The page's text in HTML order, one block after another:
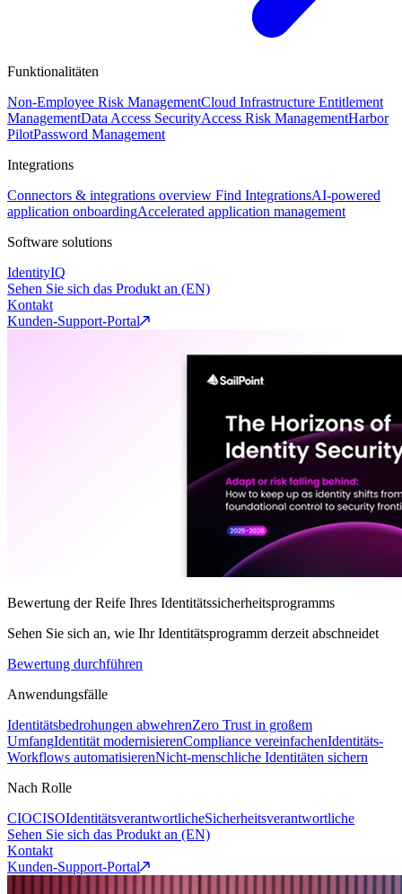
Funktionalitäten
Non-Employee Risk ManagementCloud Infrastructure Entitlement
ManagementData Access SecurityAccess Risk ManagementHarbor
PilotPassword Management
Integrations
Connectors & integrations overview Find IntegrationsAI-powered
application onboardingAccelerated application management
Software solutions
IdentityIQ
Sehen Sie sich das Produkt an (EN)
Kontakt
Kunden-Support-Portal
Bewertung der Reife Ihres Identitätssicherheitsprogramms
Sehen Sie sich an, wie Ihr Identitätsprogramm derzeit abschneidet
Bewertung durchführen
Anwendungsfälle
Identitätsbedrohungen abwehrenZero Trust in großem
UmfangIdentität modernisierenCompliance vereinfachenIdentitäts-
Workflows automatisierenNicht-menschliche Identitäten sichern
Nach Rolle
CIOCISOIdentitätsverantwortlicheSicherheitsverantwortliche
Sehen Sie sich das Produkt an (EN)
Kontakt
Kunden-Support-Portal